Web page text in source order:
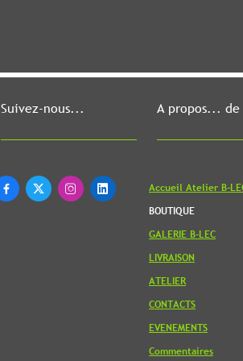
Suivez-nous...
   
A propos... de
Accueil Atelier B-
BOUTIQUE
GALERIE B-LEC
LIVRAISON
ATELIER
CONTACTS
EVENEMENTS
Commentaires